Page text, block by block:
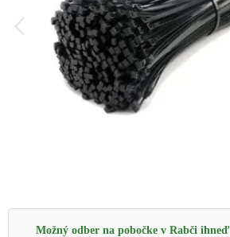
Možný odber na pobočke v Rabči ihneď